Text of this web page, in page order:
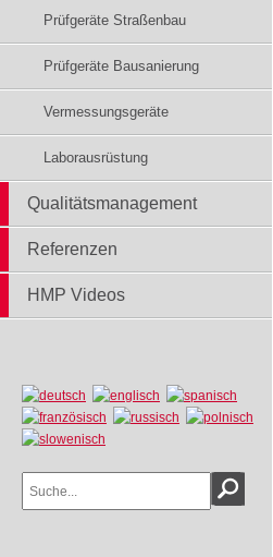
Prüfgeräte Straßenbau
Prüfgeräte Bausanierung
Vermessungsgeräte
Laborausrüstung
Qualitätsmanagement
Referenzen
HMP Videos